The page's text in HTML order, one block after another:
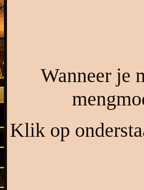
Wanneer je
Klik op